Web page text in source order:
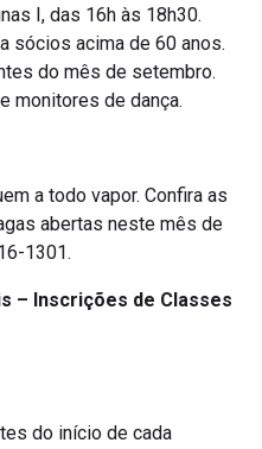
I, das 16h às 18h30.
sócios acima de 60 anos.
do mês de setembro.
monitores de dança.
a todo vapor. Confira as
abertas neste mês de
1301.
– Inscrições de Classes
do início de cada